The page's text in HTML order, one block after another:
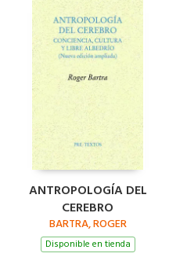
ANTROPOLOGÍA DEL
CEREBRO
BARTRA, ROGER
Disponible en tienda